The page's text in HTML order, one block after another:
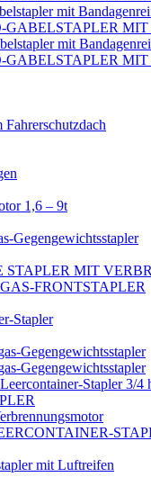
mit
GABELSTAPLER
mit
GABELSTAPLER
1,6 – 9t
Gegengewichtsstapler
STAPLER MIT
FRONTSTAPLER
Stapler
Gegengewichtsstapler
Gegengewichtsstapler
Stapler 3/4
mit Luftreifen